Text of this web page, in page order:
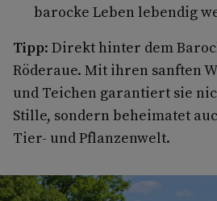
barocke Leben lebendig
Tipp: Direkt hinter dem
Röderaue. Mit ihren sanften
und Teichen garantiert sie
Stille, sondern beheimatet
Tier- und Pflanzenwelt.